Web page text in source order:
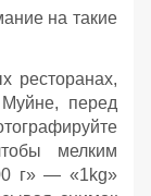
на такие
ресторанах,
перед
мелким
г» — «1kg»